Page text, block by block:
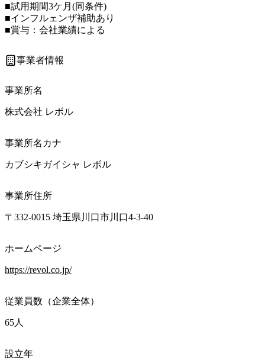
■試用期間3ケ月(同条件)
■インフルェンザ補助あり
■賞与：会社業績による
事業者情報
事業所名
株式会社 レボル
事業所名カナ
カブシキガイシャ レボル
事業所住所
〒332-0015 埼玉県川口市川口4-3-40
ホームページ
https://revol.co.jp/
従業員数（企業全体）
65人
設立年